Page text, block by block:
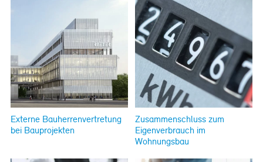
Externe Bauherrenvertretung
bei Bauprojekten
Zusammenschluss zum
Eigenverbrauch im
Wohnungsbau